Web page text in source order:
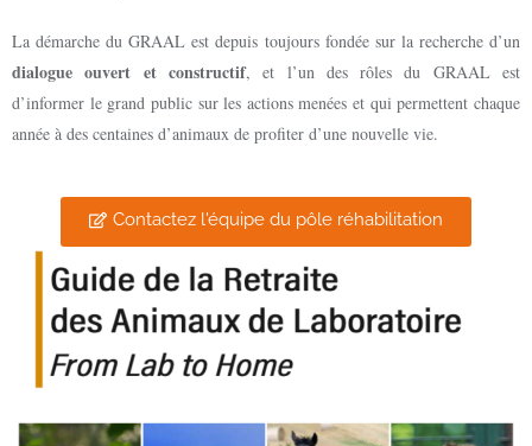
La démarche du GRAAL est depuis toujours fondée sur la recherche d’un
dialogue ouvert et constructif, et l’un des rôles du GRAAL est
d’informer le grand public sur les actions menées et qui permettent chaque
année à des centaines d’animaux de profiter d’une nouvelle vie.
Contactez l'équipe du pôle réhabilitation